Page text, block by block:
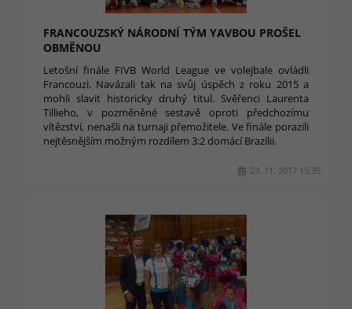
FRANCOUZSKÝ NÁRODNÍ TÝM YAVBOU PROŠEL
OBMĚNOU
Letošní finále FIVB World League ve volejbale ovládli
Francouzi. Navázali tak na svůj úspěch z roku 2015 a
mohli slavit historicky druhý titul. Svěřenci Laurenta
Tillieho, v pozměněné sestavě oproti předchozímu
vítězství, nenašli na turnaji přemožitele. Ve finále porazili
nejtěsnějším možným rozdílem 3:2 domácí Brazílii.
23. 11. 2017 15:35